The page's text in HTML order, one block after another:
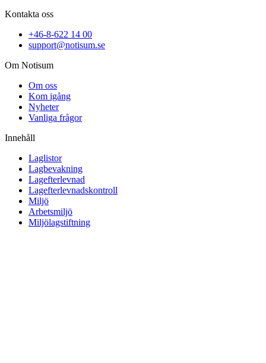
Kontakta oss
+46-8-622 14 00
support@notisum.se
Om Notisum
Om oss
Kom igång
Nyheter
Vanliga frågor
Innehåll
Laglistor
Lagbevakning
Lagefterlevnad
Lagefterlevnadskontroll
Miljö
Arbetsmiljö
Miljölagstiftning